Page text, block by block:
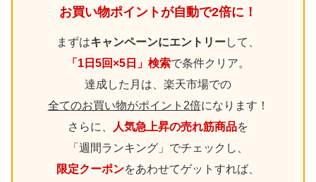
お買い物ポイントが自動で2倍に！
まずはキャンペーンにエントリーして、
「1日5回×5日」検索で条件クリア。
達成した月は、楽天市場での
全てのお買い物がポイント2倍になります！
さらに、
人気急上昇の売れ筋商品を
「週間ランキング」でチェックし、
限定クーポンをあわせてゲットすれば、